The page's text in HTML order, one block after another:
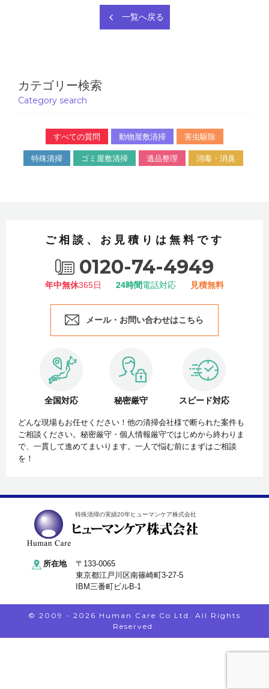
一覧へ戻る
カテゴリー検索
Category search
すべての質問 動物屋敷清掃 害虫駆除
特殊清掃 ゴミ屋敷清掃 遺品整理 消毒・消臭
ご相談、お見積りは無料です
0120-74-4949
年中無休365日 24時間電話対応 見積無料
メール・お問い合わせはこちら
全国対応 秘密厳守 スピード対応
どんな現場もお任せください！他の清掃会社様で断られた案件も
ご相談ください。秘密厳守・個人情報厳守ではじめから終わりま
で、一貫して進めてまいります。一人で悩む前にまずはご相談
を！
特殊清掃の実績20年ヒューマンケア株式会社
所在地
〒133-0065
東京都江戸川区南篠崎町3-27-5
IBM三番町ビルB-1
© 2009 - 2026 Human Care Co Ltd. All Rights
Reserved.